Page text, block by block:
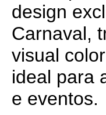
design
Carnaval,
visual
ideal para
e eventos.